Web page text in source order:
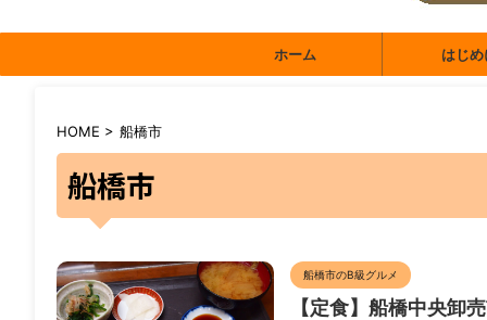
ホーム はじめ
HOME > 船橋市
船橋市
船橋市のB級グルメ
【定食】船橋中央卸